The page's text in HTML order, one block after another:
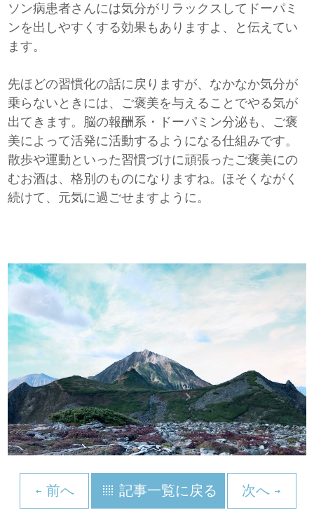
ソン病患者さんには気分がリラックスしてドーパミ
ンを出しやすくする効果もありますよ、と伝えてい
ます。
先ほどの習慣化の話に戻りますが、なかなか気分が
乗らないときには、ご褒美を与えることでやる気が
出てきます。脳の報酬系・ドーパミン分泌も、ご褒
美によって活発に活動するようになる仕組みです。
散歩や運動といった習慣づけに頑張ったご褒美にの
むお酒は、格別のものになりますね。ほそくながく
続けて、元気に過ごせますように。
前へ 記事一覧に戻る 次へ